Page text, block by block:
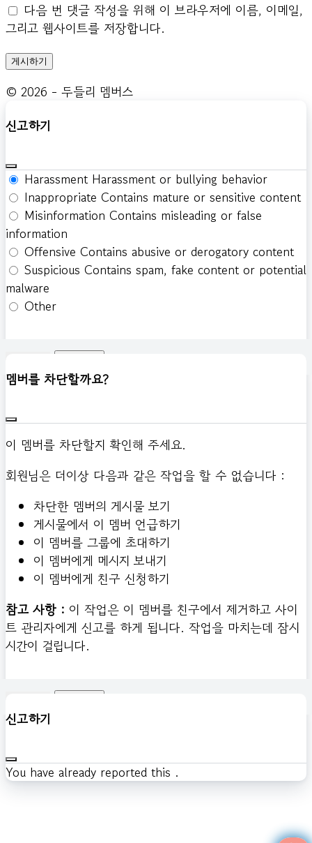
다음 번 댓글 작성을 위해 이 브라우저에 이름, 이메일,
그리고 웹사이트를 저장합니다.
© 2026 - 두들리 멤버스
신고하기
Harassment Harassment or bullying behavior
Inappropriate Contains mature or sensitive content
Misinformation Contains misleading or false
information
Offensive Contains abusive or derogatory content
Suspicious Contains spam, fake content or potential
malware
Other
멤버를 차단할까요?
이 멤버를 차단할지 확인해 주세요.
회원님은 더이상 다음과 같은 작업을 할 수 없습니다 :
차단한 멤버의 게시물 보기
게시물에서 이 멤버 언급하기
이 멤버를 그룹에 초대하기
이 멤버에게 메시지 보내기
이 멤버에게 친구 신청하기
참고 사항 : 이 작업은 이 멤버를 친구에서 제거하고 사이
트 관리자에게 신고를 하게 됩니다. 작업을 마치는데 잠시
시간이 걸립니다.
신고하기
You have already reported this .